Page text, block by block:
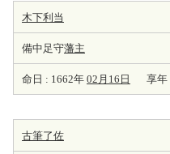
木下利当
備中足守藩主
命日 : 1662年 02月16日 享年
古筆了佐